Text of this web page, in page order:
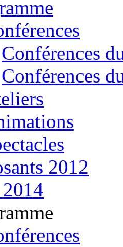
Conférences
Conférences
2012